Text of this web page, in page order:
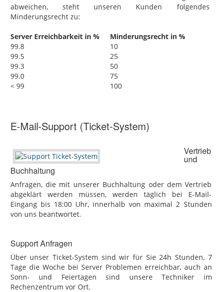
abweichen, steht unseren Kunden folgendes
Minderungsrecht zu:
Server Erreichbarkeit in %
Minderungsrecht in %
99.8
10
99.5
25
99.3
50
99.0
75
< 99
100
E-Mail-Support (Ticket-System)
Vertrieb
und
Buchhaltung
Anfragen, die mit unserer Buchhaltung oder dem Vertrieb
abgeklärt werden müssen, werden täglich bei E-Mail-
Eingang bis 18:00 Uhr, innerhalb von maximal 2 Stunden
von uns beantwortet.
Support Anfragen
Über unser Ticket-System sind wir für Sie 24h Stunden, 7
Tage die Woche bei Server Problemen erreichbar, auch an
Sonn- und Feiertagen sind unsere Techniker im
Rechenzentrum vor Ort.